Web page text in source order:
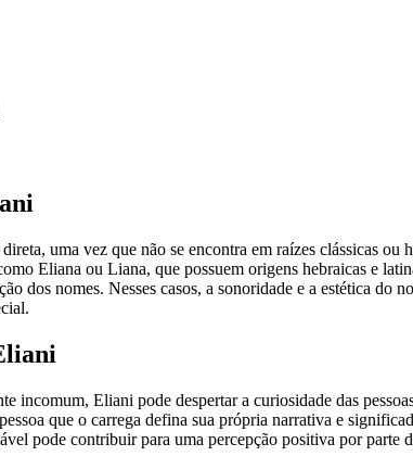
uma vez que não se encontra em raízes clássicas
Eliana ou Liana, que possuem origens hebraicas e
dos nomes. Nesses casos, a sonoridade e a estética
incomum, Eliani pode despertar a curiosidade das
que o carrega defina sua própria narrativa e
pode contribuir para uma percepção positiva por parte